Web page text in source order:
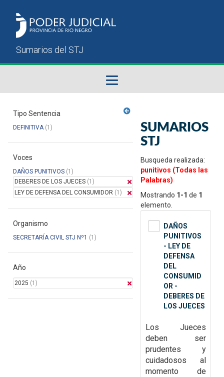
Sumarios del STJ
Manual del Usuario
Tipo Sentencia
DEFINITIVA(1)
Voces
DAÑOS PUNITIVOS (1)
DEBERES DE LOS JUECES (1)
LEY DE DEFENSA DEL CONSUMIDOR (1)
Organismo
SECRETARÍA CIVIL STJ Nº1 (1)
Año
2025 (1)
SUMARIOS
STJ
Busqueda realizada:
punitivos (Todas las
Palabras)
Mostrando 1-1 de 1
elemento.
DAÑOS
PUNITIVOS
- LEY DE
DEFENSA
DEL
CONSUMID
OR -
DEBERES DE
LOS JUECES
Los Jueces
deben ser
prudentes y
cuidadosos al
momento de